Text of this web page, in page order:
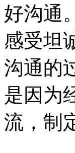
好沟通
感受坦
沟通的
是因为
流，制